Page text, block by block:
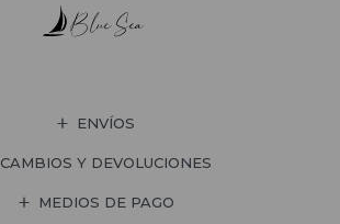
ENVÍOS
CAMBIOS Y DEVOLUCIONES
MEDIOS DE PAGO